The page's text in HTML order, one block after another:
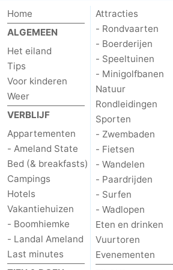
drinken
Vuurtoren
Evenementen
Praktisch
Forum
Boot
Waddenhoppen
Reisboekenwinkel
Nieuws
Medische
Home
ALGEMEEN
Het eiland
Tips
Voor kinderen
Weer
VERBLIJF
Appartementen
- Ameland State
Bed (& breakfasts)
Campings
Hotels
Vakantiehuizen
- Boomhiemke
- Landal Ameland
Last minutes
Attracties
- Rondvaarten
- Boerderijen
- Speeltuinen
- Minigolfbanen
Natuur
Rondleidingen
Sporten
- Zwembaden
- Fietsen
- Wandelen
- Paardrijden
- Surfen
- Wadlopen
Eten en drinken
Vuurtoren
Evenementen